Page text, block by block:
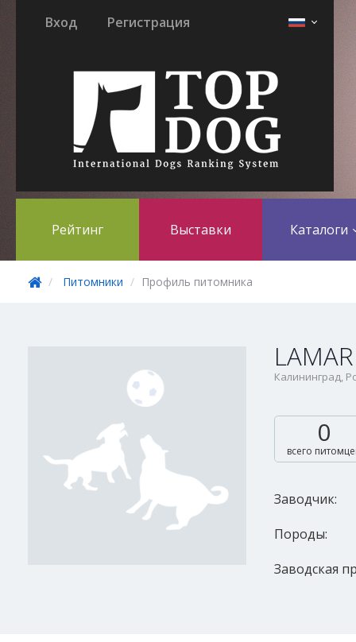
Вход Регистрация
Рейтинг Выставки Каталоги
Питомники Профиль питомника
Калининград,
0
всего
Заводчик:
Породы:
Заводская